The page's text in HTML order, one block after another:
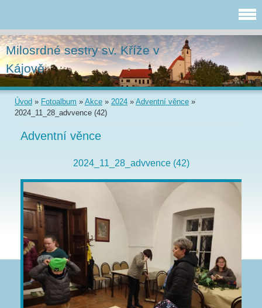
Milosrdné sestry sv. Kříže v
Kájově
Úvod » Fotoalbum » Akce » 2024 » Adventní věnce »
2024_11_28_advvence (42)
Adventní věnce
2024_11_28_advvence (42)